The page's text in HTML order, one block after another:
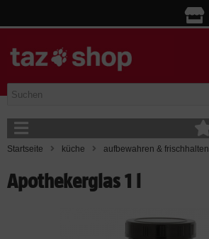
Startseite küche aufbewahren & frischhalten
Apothekerglas 1 l